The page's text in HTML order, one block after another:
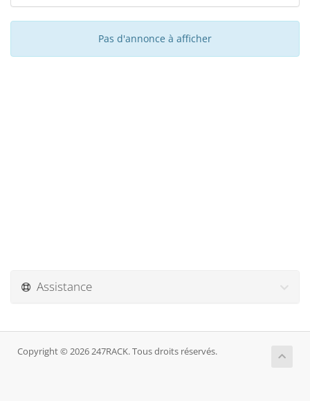
Pas d'annonce à afficher
Assistance
Copyright © 2026 247RACK. Tous droits réservés.